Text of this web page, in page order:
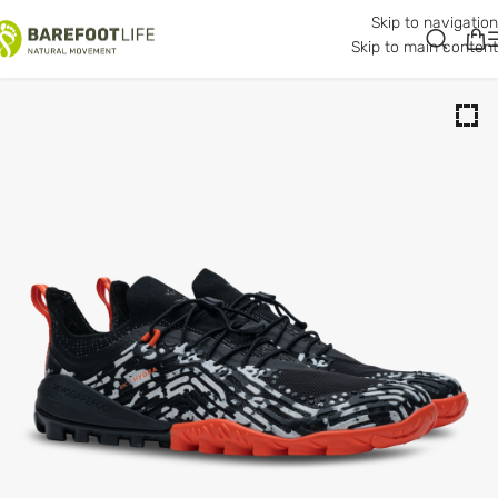
Skip to navigation
Skip to main content